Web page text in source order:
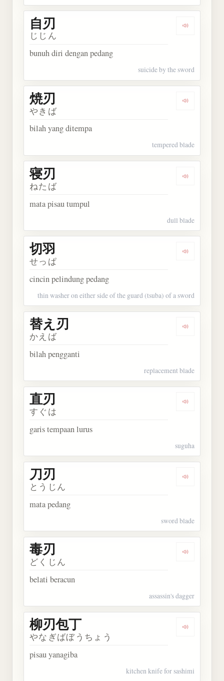
Dengarkan
自刃
じじん
bunuh diri dengan pedang
suicide by the sword
Dengarkan
焼刃
やきば
bilah yang ditempa
tempered blade
Dengarkan
寝刃
ねたば
mata pisau tumpul
dull blade
Dengarkan
切羽
せっぱ
cincin pelindung pedang
thin washer on either side of the guard (tsuba) of a sword
Dengarkan
替え刃
かえば
bilah pengganti
replacement blade
Dengarkan
直刃
すぐは
garis tempaan lurus
suguha
Dengarkan
刀刃
とうじん
mata pedang
sword blade
Dengarkan
毒刃
どくじん
belati beracun
assassin's dagger
Dengarkan
柳刃包丁
やなぎばぼうちょう
pisau yanagiba
kitchen knife for sashimi